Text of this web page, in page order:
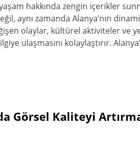
hakkında zengin içerikler
aynı zamanda Alanya’nın
olaylar, kültürel aktiviteler ve
ulaşmasını kolaylaştırır.
Görsel Kaliteyi